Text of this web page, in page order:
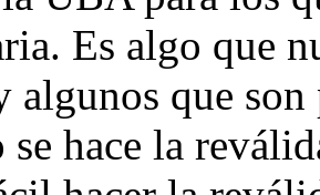
Es algo que
algunos que
hace la